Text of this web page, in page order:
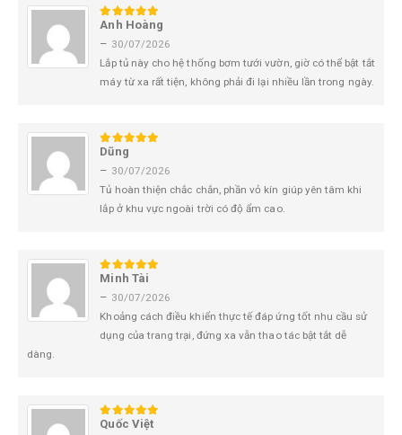
5trên 5
Anh Hoàng
– 30/07/2026
Lắp tủ này cho hệ thống bơm tưới vườn, giờ có thể bật tắt
máy từ xa rất tiện, không phải đi lại nhiều lần trong ngày.
5trên 5
Dũng
– 30/07/2026
Tủ hoàn thiện chắc chắn, phần vỏ kín giúp yên tâm khi
lắp ở khu vực ngoài trời có độ ẩm cao.
5 trên 5
Minh Tài
– 30/07/2026
Khoảng cách điều khiển thực tế đáp ứng tốt nhu cầu sử
dụng của trang trại, đứng xa vẫn thao tác bật tắt dễ
dàng.
5trên 5
Quốc Việt